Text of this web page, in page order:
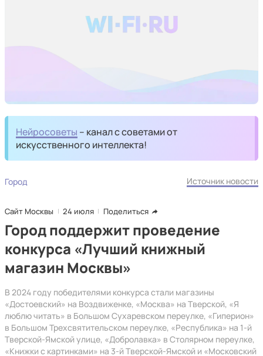
Нейросоветы – канал с советами от
искусственного интеллекта!
Город Источник новости
Сайт Москвы 24 июля Поделиться
Город поддержит проведение
конкурса «Лучший книжный
магазин Москвы»
В 2024 году победителями конкурса стали магазины
«Достоевский» на Воздвиженке, «Москва» на Тверской, «Я
люблю читать» в Большом Сухаревском переулке, «Гиперион»
в Большом Трехсвятительском переулке, «Республика» на 1-й
Тверской-Ямской улице, «Добролавка» в Столярном переулке,
«Книжки с картинками» на 3-й Тверской-Ямской и «Московский